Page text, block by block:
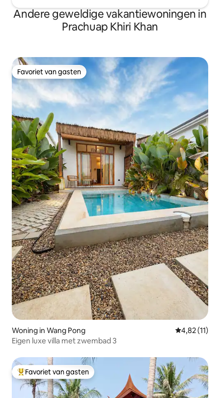
Andere geweldige vakantiewoningen in
Prachuap Khiri Khan
Favoriet van gasten
Favoriet van gasten
Woning in Wang Pong Gemiddelde
4,82 (11)
Eigen luxe villa met zwembad 3
Topfavoriet van gasten
Favoriet van gasten